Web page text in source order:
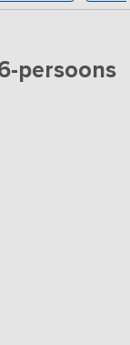
persoons